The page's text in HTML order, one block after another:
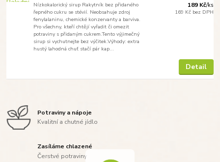
Nízkokalorický sirup Rakytník bez přidaného
řepného cukru se stévií. Neobsahuje zdroj
fenylalaninu, chemické konzervanty a barviva.
Pro všechny, kteří chtějí vyřadit či omezit
potraviny s přidaným cukrem.Tento výjimečný
sirup si vychutnejte bez výčitek.Výhody: extra
hustý lahodná chuť stačí pár kap...
189 Kč/ks
169 Kč bez DPH
Detail
Potraviny a nápoje
Kvalitní a chutné jídlo
Zasíláme chlazené
Čerstvé potraviny